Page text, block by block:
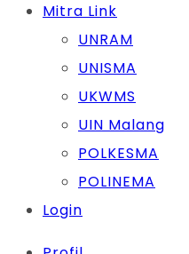
Mitra Link
UNRAM
UNISMA
UKWMS
UIN Malang
POLKESMA
POLINEMA
Login